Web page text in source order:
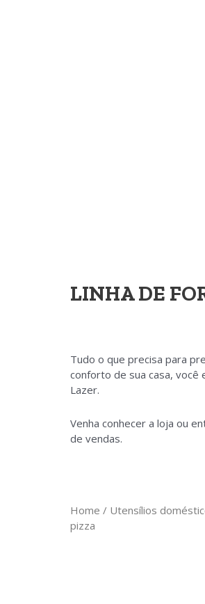
LINHA DE
Tudo o que precisa para
conforto de sua casa, você
Lazer.
Venha conhecer a loja ou
de vendas.
Home / Utensílios
pizza